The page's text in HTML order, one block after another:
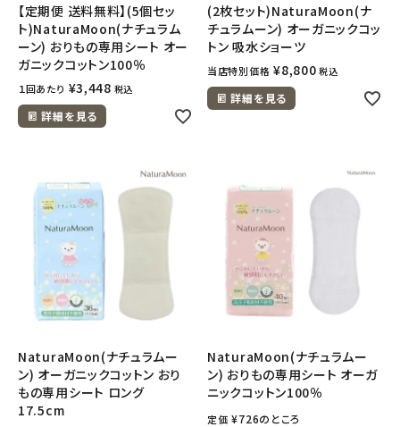
【定期便 送料無料】(5個セッ
ト)NaturaMoon(ナチュラム
ーン) おりもの専用シート オー
ガニックコットン100％
１回あたり ¥3,448 税込
詳細を見る
(2枚セット)NaturaMoon(ナ
チュラムーン) オーガニックコッ
トン 吸水ショーツ
当店特別価格 ¥8,800 税込
詳細を見る
NaturaMoon(ナチュラムー
ン) オーガニックコットン おり
もの専用シート ロング
17.5cm
NaturaMoon(ナチュラムー
ン) おりもの専用シート オーガ
ニックコットン100％
定価 ¥726のところ